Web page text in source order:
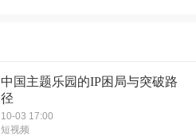
中国主题乐园的IP困局与突破路
径
10-03 17:00
短视频